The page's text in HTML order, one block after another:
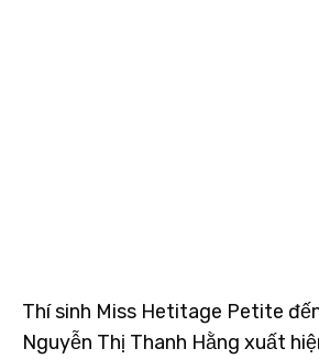
Thí sinh Miss Hetitage Petite
Nguyễn Thị Thanh Hằng xuất